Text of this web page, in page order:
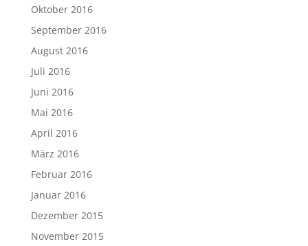
Oktober 2016
September 2016
August 2016
Juli 2016
Juni 2016
Mai 2016
April 2016
März 2016
Februar 2016
Januar 2016
Dezember 2015
November 2015